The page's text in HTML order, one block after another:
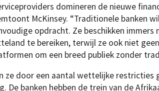
domineren de nieuwe
McKinsey. “Traditionele banken
opdracht. Ze beschikken
te bereiken, terwijl ze ook niet
om een breed publiek zonder
ze door een aantal wettelijke restricties
De banken hebben de trein van de